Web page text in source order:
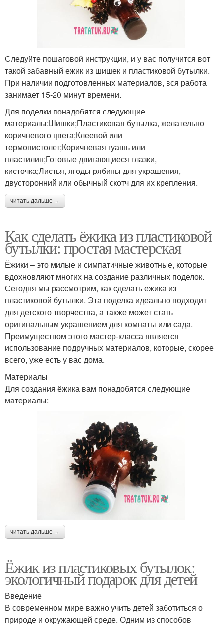
Следуйте пошаговой инструкции, и у вас получится вот
такой забавный ежик из шишек и пластиковой бутылки.
При наличии подготовленных материалов, вся работа
занимает 15-20 минут времени.
Для поделки понадобятся следующие
материалы:Шишки;Пластиковая бутылка, желательно
коричневого цвета;Клеевой или
термопистолет;Коричневая гуашь или
пластилин;Готовые двигающиеся глазки,
кисточка;Листья, ягоды рябины для украшения,
двусторонний или обычный скотч для их крепления.
читать дальше →
Как сделать ёжика из пластиковой
бутылки: простая мастерская
Ёжики – это милые и симпатичные животные, которые
вдохновляют многих на создание различных поделок.
Сегодня мы рассмотрим, как сделать ёжика из
пластиковой бутылки. Эта поделка идеально подходит
для детского творчества, а также может стать
оригинальным украшением для комнаты или сада.
Преимуществом этого мастер-класса является
использование подручных материалов, которые, скорее
всего, уже есть у вас дома.
Материалы
Для создания ёжика вам понадобятся следующие
материалы:
читать дальше →
Ёжик из пластиковых бутылок:
экологичный подарок для детей
Введение
В современном мире важно учить детей заботиться о
природе и окружающей среде. Одним из способов